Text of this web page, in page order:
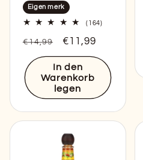
Eigen merk
(164)164
Normaler
Preis
€14,99 Verkaufspreis
€11,99
In den
Warenkorb
legen